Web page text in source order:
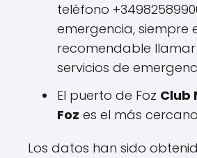
teléfono
emergencia, siempre
recomendable
servicios de
El puerto de Foz Club
Foz es el más
Los datos han sido